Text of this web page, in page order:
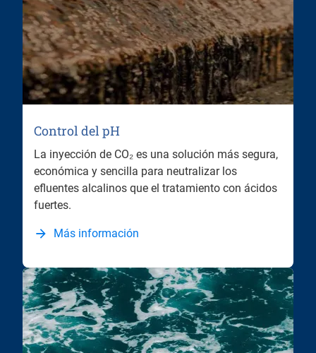
Control del pH
La inyección de CO₂ es una solución más segura,
económica y sencilla para neutralizar los
efluentes alcalinos que el tratamiento con ácidos
fuertes.
Más información